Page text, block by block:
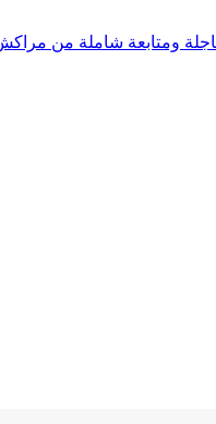
ومتابعة شاملة من